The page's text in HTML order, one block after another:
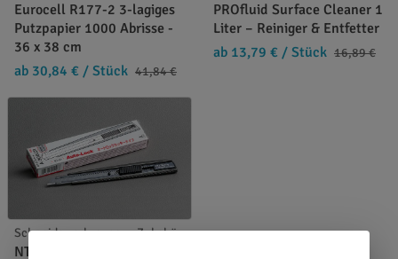
Eurocell R177-2 3-lagiges
Putzpapier 1000 Abrisse -
36 x 38 cm
ab 30,84 € / Stück 41,84 €
PROfluid Surface Cleaner 1
Liter – Reiniger & Entfetter
ab 13,79 € / Stück 16,89 €
Schneidewerkzeuge u. Zubehör
NT-Cutter A-300GRP